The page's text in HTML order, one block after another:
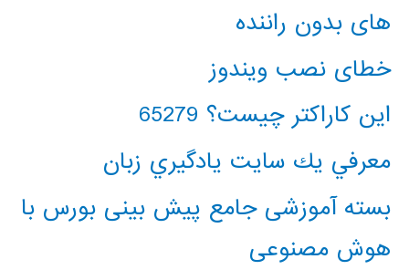
های بدون راننده
خطای نصب ویندوز
این کاراکتر چیست؟ 65279
معرفي يك سايت يادگيري زبان
بسته آموزشی جامع پیش بینی بورس با
هوش مصنوعی